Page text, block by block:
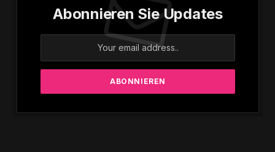
Abonnieren Sie Updates